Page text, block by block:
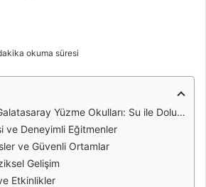
okuma süresi
Yüzme Okulları: Su ile Dolu Bir Gelecek
ve Deneyimli Eğitmenler
ve Güvenli Ortamlar
Gelişim
Etkinlikler